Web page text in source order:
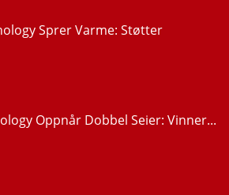
Sprer Varme: Støtter
Oppnår Dobbel Seier: Vinner...